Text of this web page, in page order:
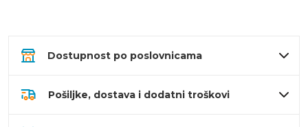
Dostupnost po poslovnicama
Pošiljke, dostava i dodatni troškovi